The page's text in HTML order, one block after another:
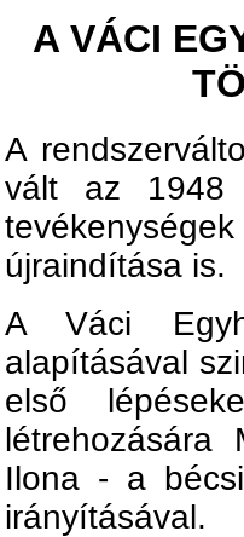
A VÁCI
A
vált az 1948
újraindítása is.
A Váci
alapításával
első
létrehozására
Ilona - a
irányításával.